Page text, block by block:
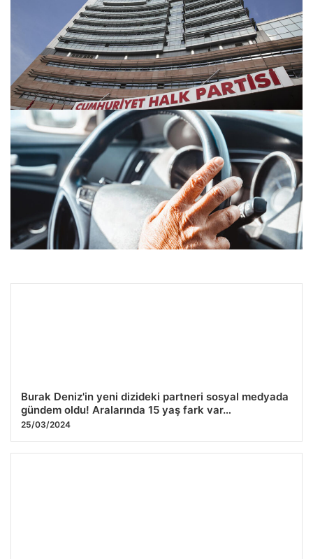
CHP seçmen verilerini hukuka aykırı ele geçirdiği
iddiasıyla 2 şüpheli hakkında soruşturma
30.07.2026 06:47
Burak Deniz'in yeni dizideki partneri sosyal medyada
gündem oldu! Aralarında 15 yaş fark var…
25/03/2024